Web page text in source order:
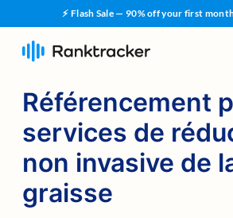
⚡ Flash Sale — 90% off your first
Référencement
services de
non invasive de
graisse